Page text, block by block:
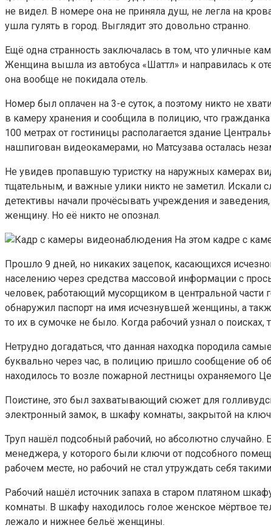
не видел. В номере она не приняла душ, не легла на
ушла гулять в город. Выглядит это довольно странно.
Ещё одна странность заключалась в том, что уличные
Женщина вышла из автобуса «Шаттл» и направилась к
она вообще не покидала отель.
Номер был оплачен на 3-е суток, а поэтому никто не
в камеру хранения и сообщила в полицию, что
100 метрах от гостиницы располагается здание
нашпигован видеокамерами, но Матсузава осталась
Не увидев пропавшую туристку на наружных камерах
тщательным, и важные улики никто не заметил. Искали
детективы начали прочёсывать учреждения и
женщину. Но её никто не опознал.
На этом кадре с
Прошло 9 дней, но никаких зацепок, касающихся
населению через средства массовой информации с
человек, работающий мусорщиком в центральной
обнаружил паспорт на имя исчезнувшей женщины, а
то их в сумочке не было. Когда рабочий узнал о
Нетрудно догадаться, что данная находка породила
буквально через час, в полицию пришло сообщение об
находилось то возле пожарной лестницы охраняемого
Поистине, это был захватывающий сюжет для
электронный замок, в шкафу комнаты, закрытой на
Труп нашёл подсобный рабочий, но абсолютно
менеджера, у которого были ключи от подсобного
рабочем месте, но рабочий не стал утруждать себя
Рабочий нашёл источник запаха в старом платяном
комнаты. В шкафу находилось голое женское мёртвое
лежало и нижнее бельё женщины.